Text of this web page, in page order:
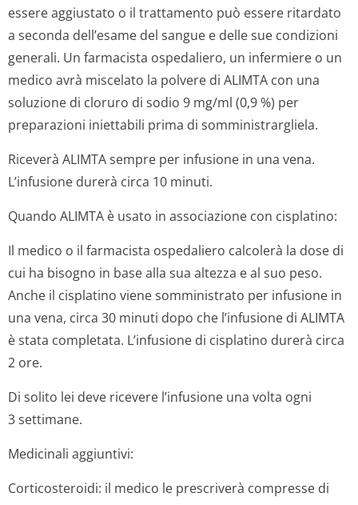
essere aggiustato o il trattamento può essere ritardato
a seconda dell’esame del sangue e delle sue condizioni
generali. Un farmacista ospedaliero, un infermiere o un
medico avrà miscelato la polvere di ALIMTA con una
soluzione di cloruro di sodio 9 mg/ml (0,9 %) per
preparazioni iniettabili prima di somministrargliela.
Riceverà ALIMTA sempre per infusione in una vena.
L’infusione durerà circa 10 minuti.
Quando ALIMTA è usato in associazione con cisplatino:
Il medico o il farmacista ospedaliero calcolerà la dose di
cui ha bisogno in base alla sua altezza e al suo peso.
Anche il cisplatino viene somministrato per infusione in
una vena, circa 30 minuti dopo che l’infusione di ALIMTA
è stata completata. L’infusione di cisplatino durerà circa
2 ore.
Di solito lei deve ricevere l’infusione una volta ogni
3 settimane.
Medicinali aggiuntivi:
Corticosteroidi: il medico le prescriverà compresse di